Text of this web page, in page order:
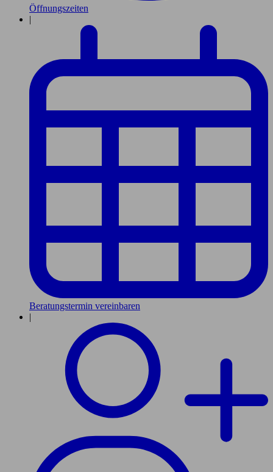
Öffnungszeiten
|
Beratungstermin vereinbaren
|